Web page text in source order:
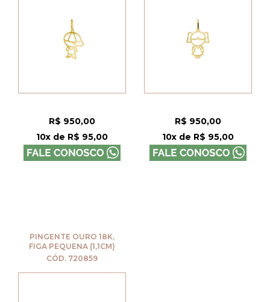
R$ 950,00
10x de R$ 95,00
R$ 950,00
10x de R$ 95,00
PINGENTE OURO 18K,
FIGA PEQUENA (1,1CM)
CÓD. 720859